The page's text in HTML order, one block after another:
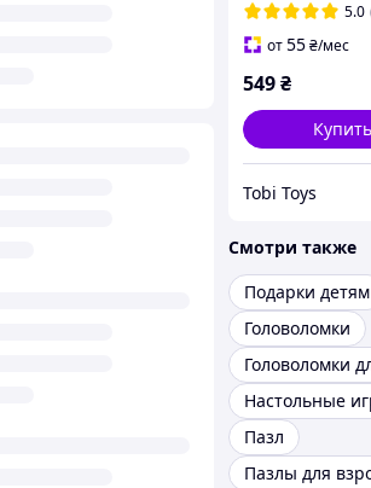
5.0
от55₴/мес
549₴
Купить
Tobi Toys
Смотри также
Подарки детям
Головоломки
Пазл
Пазлы для